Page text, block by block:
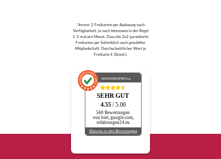
*Immer 2 Freikarten per Auslosung nach
Verfügbarkeit, je nach Interessen in der Regel
1-3 mal pro Monat. Dazu bis 3x2 garantierte
Freikarten per Sofortklick nach gewählter
Mitgliedschaft. Durchschnittlicher Wert je
Freikarte € (Stand ).
AUSGEZEICHNET.org
SEHR GUT
4.55 / 5.00
560 Bewertungen
von hier, google.com,
erfahrungen24.eu
Hinweis zu den Bewertungen